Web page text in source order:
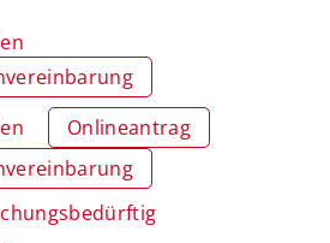
Onlineantrag